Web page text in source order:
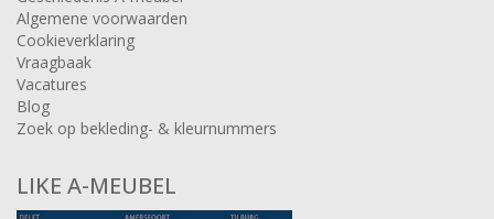
Algemene voorwaarden
Cookieverklaring
Vraagbaak
Vacatures
Blog
Zoek op bekleding- & kleurnummers
LIKE A-MEUBEL